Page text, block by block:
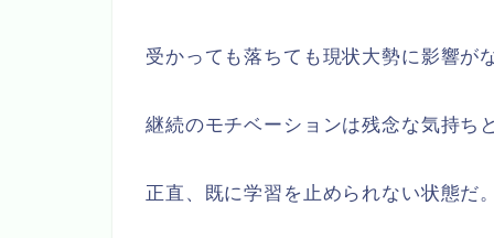
受かっても落ちても現状大勢に影響が
継続のモチベーションは残念な気持ち
正直、既に学習を止められない状態だ